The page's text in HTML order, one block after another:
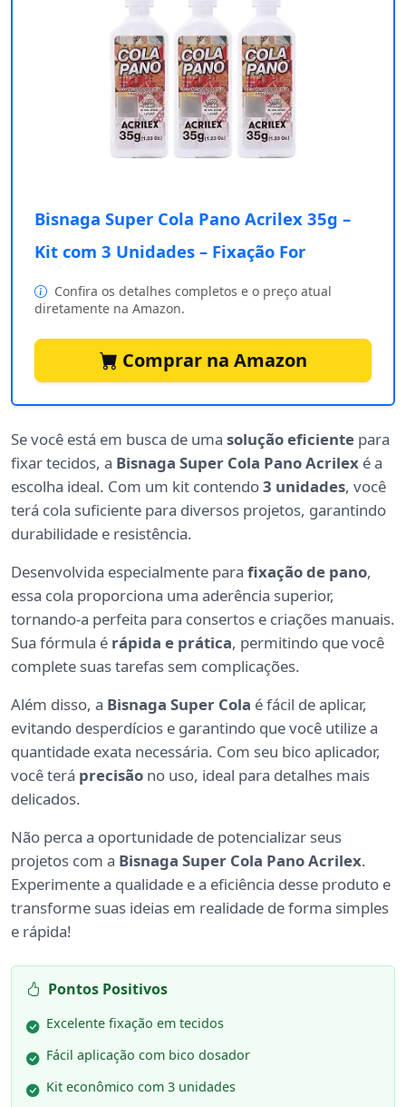
Bisnaga Super Cola Pano Acrilex 35g –
Kit com 3 Unidades – Fixação For
Confira os detalhes completos e o preço atual
diretamente na Amazon.
Comprar na Amazon
Se você está em busca de uma solução eficiente para
fixar tecidos, a Bisnaga Super Cola Pano Acrilex é a
escolha ideal. Com um kit contendo3 unidades, você
terá cola suficiente para diversos projetos, garantindo
durabilidade e resistência.
Desenvolvida especialmente para fixação de pano,
essa cola proporciona uma aderência superior,
tornando-a perfeita para consertos e criações manuais.
Sua fórmula é rápida e prática, permitindo que você
complete suas tarefas sem complicações.
Além disso, a Bisnaga Super Cola é fácil de aplicar,
evitando desperdícios e garantindo que você utilize a
quantidade exata necessária. Com seu bico aplicador,
você terá precisão no uso, ideal para detalhes mais
delicados.
Não perca a oportunidade de potencializar seus
projetos com a Bisnaga Super Cola Pano Acrilex.
Experimente a qualidade e a eficiência desse produto e
transforme suas ideias em realidade de forma simples
e rápida!
Pontos Positivos
Excelente fixação em tecidos
Fácil aplicação com bico dosador
Kit econômico com 3 unidades